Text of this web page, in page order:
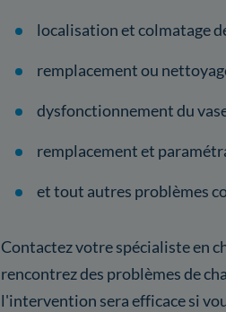
localisation et colmatage
remplacement ou
dysfonctionnement du
remplacement et
et tout autres problèmes
Contactez votre spécialiste en
rencontrez des problèmes de
l'intervention sera efficace si